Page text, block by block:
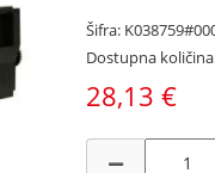
Šifra:
Dostupna
28,13 €